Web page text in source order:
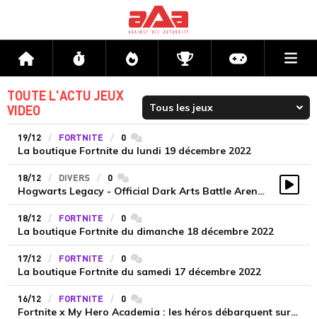
Accueil Flux Directs CompétitionsActu jeux
TOUTE L'ACTU JEUX
VIDEO
19/12 FORTNITE 0 commentaires
La boutique Fortnite du lundi 19 décembre 2022
18/12 DIVERS 0 commentaires
Hogwarts Legacy - Official Dark Arts Battle Arena Gameplay (4K)
18/12 FORTNITE 0 commentaires
La boutique Fortnite du dimanche 18 décembre 2022
17/12 FORTNITE 0 commentaires
La boutique Fortnite du samedi 17 décembre 2022
16/12 FORTNITE 0 commentaires
Fortnite x My Hero Academia : les héros débarquent sur l’île